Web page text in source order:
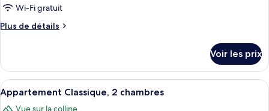
Wi-Fi gratuit
Plus de détails
Plus
le
type
de
chambre
Voir les prix
Afficher
toutes
Une cuisine avec des meubles
4
Appartement Classique, 2 chambres
Vue sur la colline